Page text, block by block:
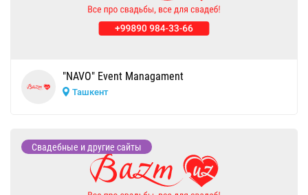
"NAVO" Event Managament
Ташкент
Свадебные и другие сайты